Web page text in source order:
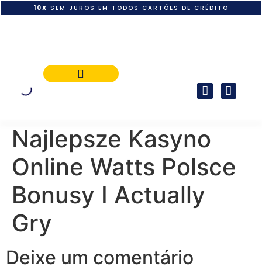
10X SEM JUROS EM TODOS CARTÕES DE CRÉDITO
Najlepsze Kasyno
Online Watts Polsce
Bonusy I Actually
Gry
Deixe um comentário